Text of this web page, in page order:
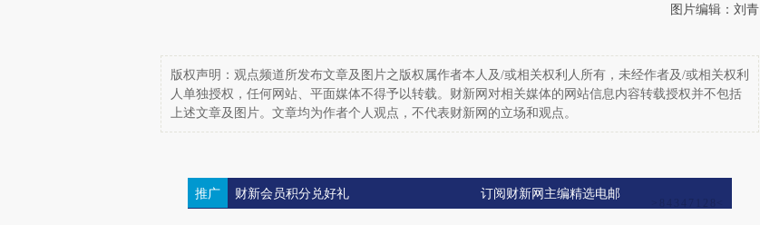
图片编辑：刘青
版权声明：观点频道所发布文章及图片之版权属作者本人及/或相关权利人所有，未经作者及/或相关权利
人单独授权，任何网站、平面媒体不得予以转载。财新网对相关媒体的网站信息内容转载授权并不包括
上述文章及图片。文章均为作者个人观点，不代表财新网的立场和观点。
推广 财新会员积分兑好礼 订阅财新网主编精选电邮